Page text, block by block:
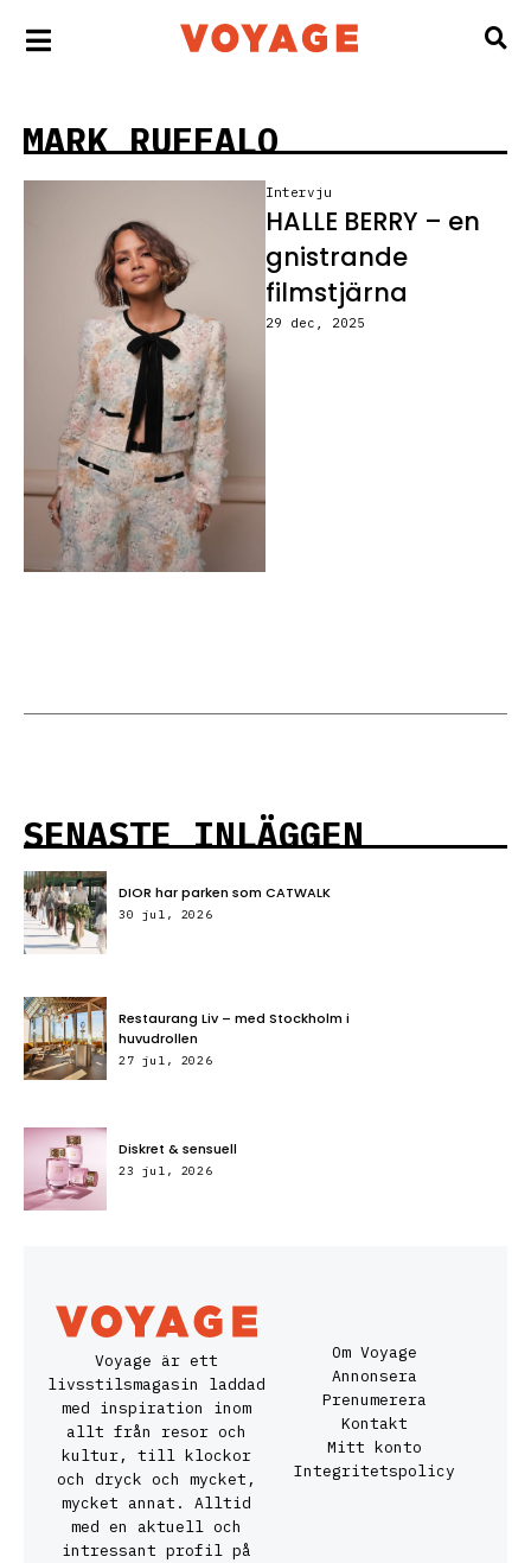
MARK RUFFALO
Intervju
HALLE BERRY – en
gnistrande
filmstjärna
29 dec, 2025
SENASTE INLÄGGEN
DIOR har parken som CATWALK
30 jul, 2026
Restaurang Liv – med Stockholm i
huvudrollen
27 jul, 2026
Diskret & sensuell
23 jul, 2026
Voyage är ett
livsstilsmagasin laddad
med inspiration inom
allt från resor och
kultur, till klockor
och dryck och mycket,
mycket annat. Alltid
med en aktuell och
intressant profil på
Om Voyage
Annonsera
Prenumerera
Kontakt
Mitt konto
Integritetspolicy